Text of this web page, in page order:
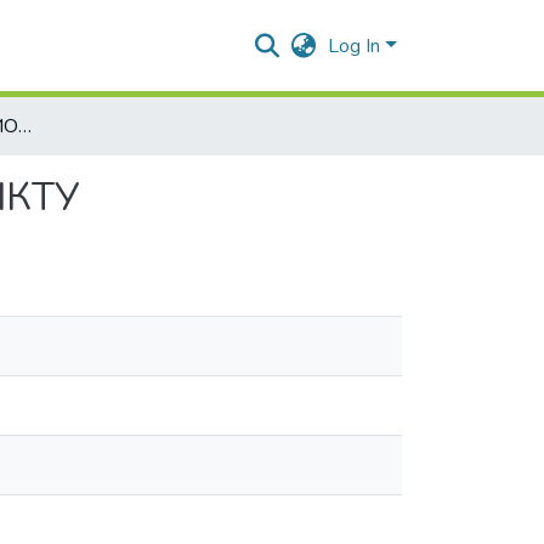
Log In
ПРАВА ДИТИНИ В УМОВАХ ЗБРОЙНОГО КОНФЛІКТУ